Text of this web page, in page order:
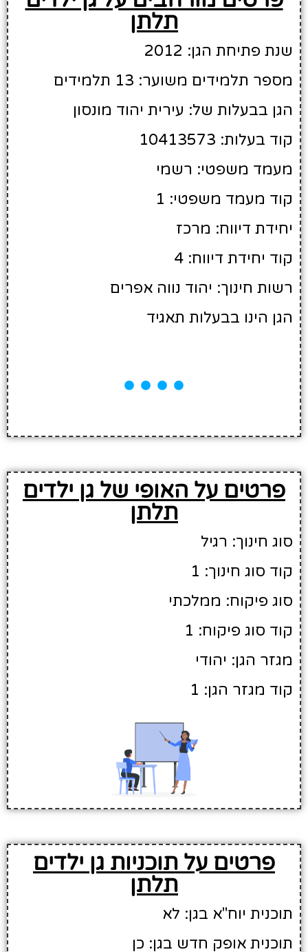
תלתן
שנת פתיחת הגן: 2012
מספר תלמידים משוער: 13 תלמידים
הגן בבעלות של: עירית יהוד מונסון
קוד בעלות: 10413573
מעמד משפטי: רשמי
קוד מעמד משפטי: 1
יחידת דיווח: מרכז
קוד יחידת דיווח: 4
רשות חינוך: יהוד נווה אפרים
הגן הינו בבעלות תאגיד
פרטים על האופי של גן ילדים
תלתן
סוג חינוך: רגיל
קוד סוג חינוך: 1
סוג פיקוח: ממלכתי
קוד סוג פיקוח: 1
מגזר הגן: יהודי
קוד מגזר הגן: 1
פרטים על תוכניות גן ילדים
תלתן
תוכנית יוח"א בגן: לא
תוכנית אופק חדש בגן: כן